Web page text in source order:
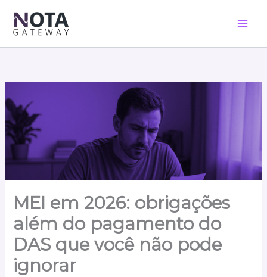
para
conteúdo
MEI em 2026: obrigações
além do pagamento do
DAS que você não pode
ignorar